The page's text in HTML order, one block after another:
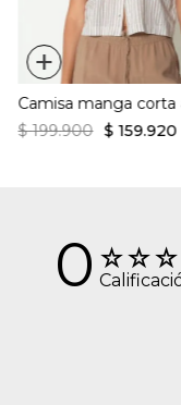
+
Camisa manga corta
$ 199.900 $ 159.920
☆☆☆
0